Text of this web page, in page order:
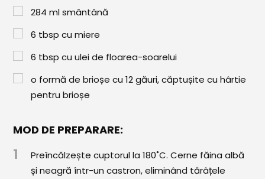
Rețete cu Carne
Rețete Vegetariene
Sandwichuri și Wraps
Comunitatea
284 ml smântână
6 tbsp cu miere
6 tbsp cu ulei de floarea-soarelui
o formă de brioșe cu 12 găuri, căptușite cu hârtie
pentru brioșe
MOD DE PREPARARE:
1
Preîncălzește cuptorul la 180˚C. Cerne făina albă
și neagră într-un castron, eliminând tărâțele